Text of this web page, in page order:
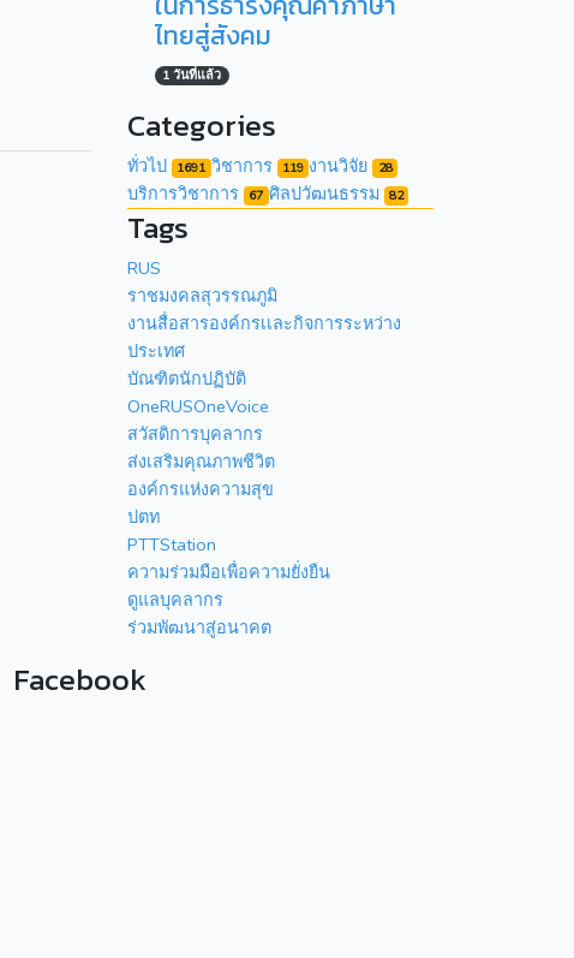
ไทยสู่สังคม
1 วันที่แล้ว
Categories
ทั่วไป 1691 วิชาการ 119 งานวิจัย 28
บริการวิชาการ 67 ศิลปวัฒนธรรม 82
Tags
RUS
ราชมงคลสุวรรณภูมิ
งานสื่อสารองค์กรเเละกิจการระหว่าง
ประเทศ
บัณฑิตนักปฏิบัติ
OneRUSOneVoice
สวัสดิการบุคลากร
ส่งเสริมคุณภาพชีวิต
องค์กรแห่งความสุข
ปตท
PTTStation
ความร่วมมือเพื่อความยั่งยืน
ดูแลบุคลากร
ร่วมพัฒนาสู่อนาคต
Facebook